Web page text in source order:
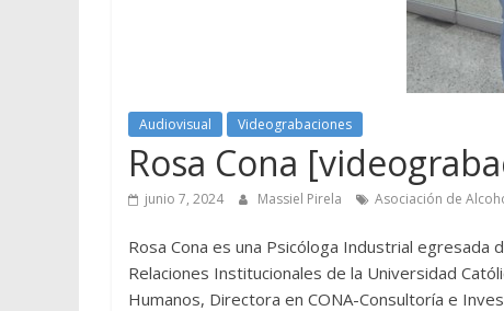
Audiovisual Videograbaciones
Rosa Cona
junio 7, 2024 Massiel Pirela Asociación de
Rosa Cona es una Psicóloga Industrial
Relaciones Institucionales de la Universidad
Humanos, Directora en CONA-Consultoría e